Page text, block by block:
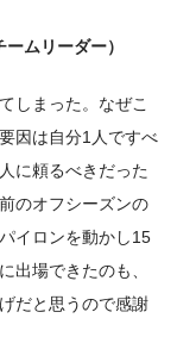
ムリーダー）
しまった。なぜこ
因は自分1人ですべ
に頼るべきだった
のオフシーズンの
イロンを動かし15
出場できたのも、
だと思うので感謝